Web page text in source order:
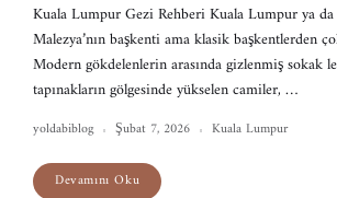
Kuala Lumpur Gezi Rehberi Kuala Lumpur ya
Malezya’nın başkenti ama klasik başkentlerden
Modern gökdelenlerin arasında gizlenmiş sokak
tapınakların gölgesinde yükselen camiler, …
yoldabiblog Şubat 7, 2026 Kuala Lumpur
Devamını Oku